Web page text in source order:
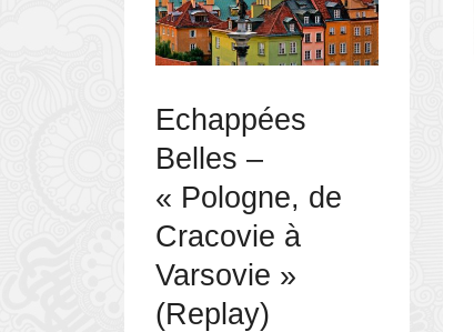
Echappées
Belles –
« Pologne, de
Cracovie à
Varsovie »
(Replay)